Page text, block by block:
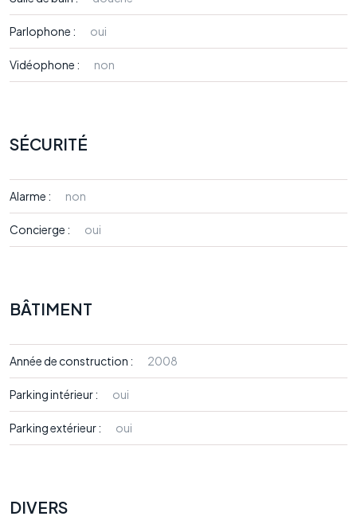
Parlophone : oui
Vidéophone : non
SÉCURITÉ
Alarme : non
Concierge : oui
BÂTIMENT
Année de construction : 2008
Parking intérieur : oui
Parking extérieur : oui
DIVERS